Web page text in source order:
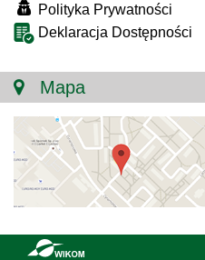
Polityka Prywatności
Deklaracja Dostępności
Mapa